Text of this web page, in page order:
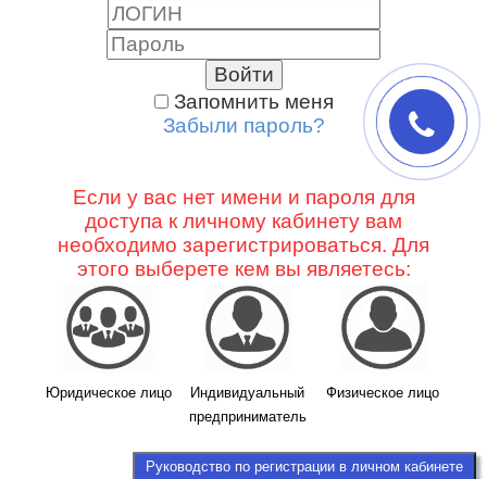
Войти
Запомнить меня
Забыли пароль?
Если у вас нет имени и пароля для
доступа к личному кабинету вам
необходимо зарегистрироваться. Для
этого выберете кем вы являетесь:
Юридическое лицо
Индивидуальный
предприниматель
Физическое лицо
Руководство по регистрации в личном кабинете